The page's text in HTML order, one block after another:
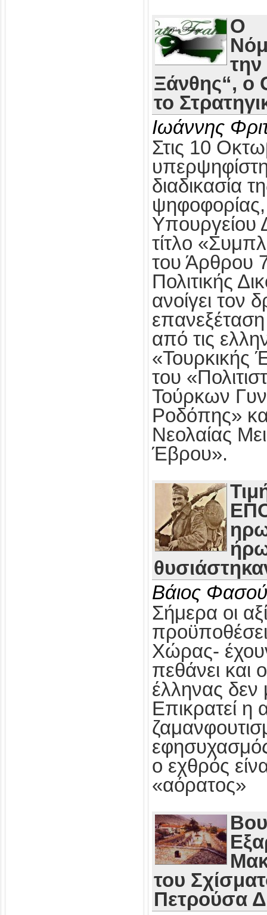
Ο
Ξάνθης“, ο
το
Ιωάννης
Στις 10
διαδικασία
Υπουργείου
τίτλο
του Άρθρου
Πολιτικής
ανοίγει τον
από τις
«Τουρκικής
του
Τούρκων
Ροδόπης»
Νεολαίας
Έβρου».
Βάιος
Σήμερα οι
Χώρας-
πεθάνει και
έλληνας δεν
Επικρατεί η
ο εχθρός
«αόρατος»
του
Πετρούσα